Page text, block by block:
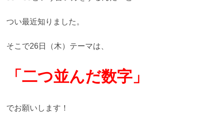
つい最近知りました。
そこで26日（木）テーマは、
「二つ並んだ数字」
でお願いします！